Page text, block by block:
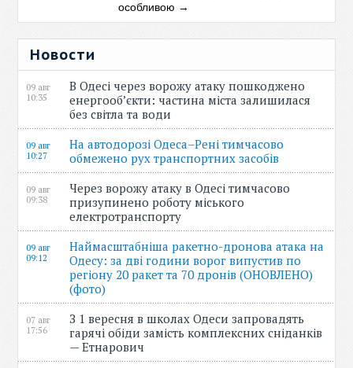
особливою →
Новости
09 авг
10:35
В Одесі через ворожу атаку пошкоджено
енергооб’єкти: частина міста залишилася
без світла та води
09 авг
10:27
На автодорозі Одеса–Рені тимчасово
обмежено рух транспортних засобів
09 авг
09:38
Через ворожу атаку в Одесі тимчасово
призупинено роботу міського
електротранспорту
09 авг
09:12
Наймасштабніша ракетно-дронова атака на
Одесу: за дві години ворог випустив по
регіону 20 ракет та 70 дронів (ОНОВЛЕНО)
(фото)
07 авг
17:56
З 1 вересня в школах Одеси запровадять
гарячі обіди замість комплексних сніданків
— Етнарович